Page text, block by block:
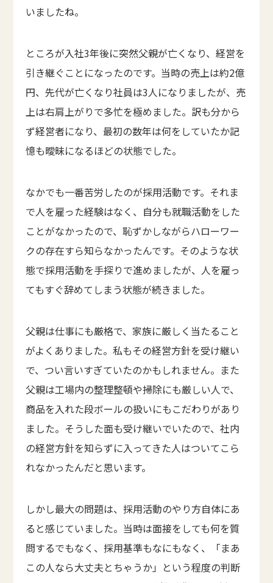
いましたね。
ところが入社3年後に突然父親が亡くなり、経営を
引き継ぐことになったのです。当時の売上は約2億
円、先代が亡くなり社員は3人になりましたが、売
上は右肩上がりで多忙を極めました。訳も分から
ず経営者になり、最初の数年は何をしていたか記
憶も曖昧になるほどの状態でした。
なかでも一番苦労したのが採用活動です。それま
で人を雇った経験はなく、自分も就職活動をした
ことがなかったので、恥ずかしながらハローワー
クの存在すら知らなかったんです。そのような状
態で採用活動を手探りで進めましたが、人を雇っ
てもすぐ辞めてしまう状態が続きました。
父親は仕事にも厳格で、家族に厳しく当たること
がよくありました。私もその経営方針を受け継い
で、つい言いすぎていたのかもしれません。また
父親は工場内の整理整頓や掃除にも厳しい人で、
商品を入れた段ボールの扱いにもこだわりがあり
ました。そうした面も受け継いでいたので、社内
の経営方針を知らずに入ってきた人はついてこら
れなかったんだと思います。
しかし最大の問題は、採用活動のやり方自体にあ
ると感じていました。当時は面接をしても何を質
問するでもなく、採用基準もなにもなく、「まあ
この人なら大丈夫とちゃうか」という程度の判断